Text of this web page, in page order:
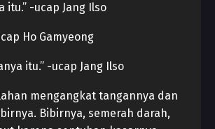
itu.” -ucap Jang Ilso
Ho Gamyeong
itu.” -ucap Jang Ilso
mengangkat tangannya dan
Bibirnya, semerah darah,